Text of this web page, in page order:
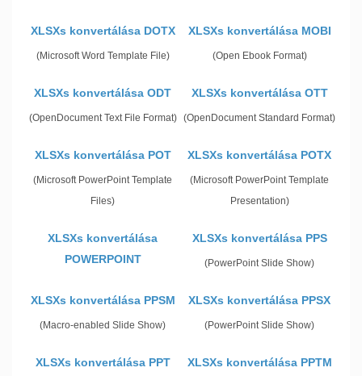
XLSXs konvertálása DOTX
(Microsoft Word Template File)
XLSXs konvertálása MOBI
(Open Ebook Format)
XLSXs konvertálása ODT
(OpenDocument Text File Format)
XLSXs konvertálása OTT
(OpenDocument Standard Format)
XLSXs konvertálása POT
(Microsoft PowerPoint Template
Files)
XLSXs konvertálása POTX
(Microsoft PowerPoint Template
Presentation)
XLSXs konvertálása
POWERPOINT
XLSXs konvertálása PPS
(PowerPoint Slide Show)
XLSXs konvertálása PPSM
(Macro-enabled Slide Show)
XLSXs konvertálása PPSX
(PowerPoint Slide Show)
XLSXs konvertálása PPT XLSXs konvertálása PPTM